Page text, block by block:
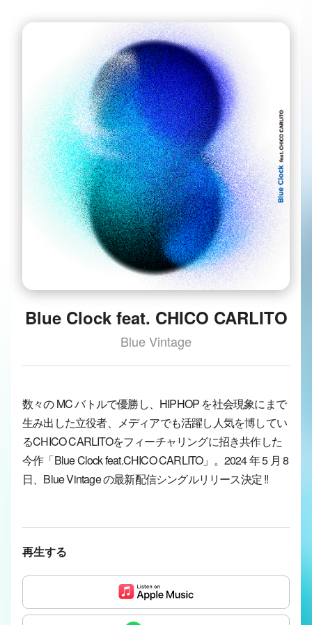
Blue Clock feat. CHICO CARLITO
Blue Vintage
数々の MC バトルで優勝し、HIPHOP を社会現象にまで
生み出した立役者、メディアでも活躍し人気を博してい
るCHICO CARLITOをフィーチャリングに招き共作した
今作「Blue Clock feat.CHICO CARLITO」。2024 年 5 月 8
日、Blue Vintage の最新配信シングルリリース決定 !!
再生する